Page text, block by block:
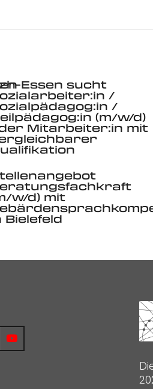
Essen sucht
/
/
(m/w/d)
Mitarbeiter:in mit
w/d) mit
Bielefeld